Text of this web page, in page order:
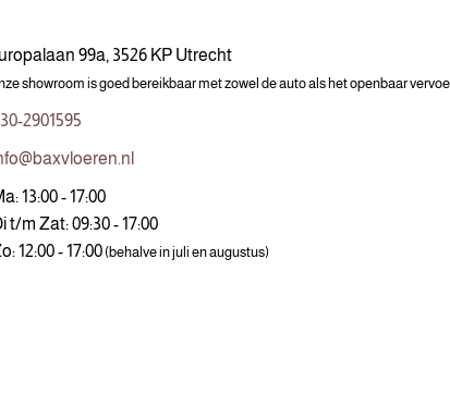
99a, 3526 KP Utrecht
showroom is goed bereikbaar met zowel de auto als het openbaar
2901595
13:00 - 17:00
t/m Zat: 09:30 - 17:00
12:00 - 17:00(behalve in juli en augustus)